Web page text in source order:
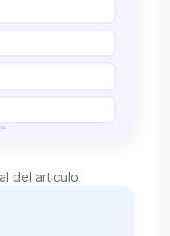
02
del articulo